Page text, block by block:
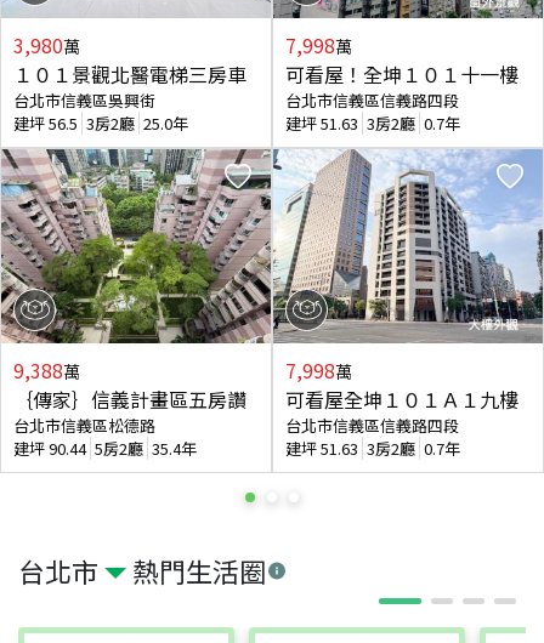
台北市 熱門生活圈
3,980萬
１０１景觀北醫電梯三房車
台北市信義區吳興街
建坪56.5 3房2廳 25.0年
9,388萬
｛傳家｝信義計畫區五房讚
台北市信義區松德路
建坪90.44 5房2廳 35.4年
7,998萬
可看屋！全坤１０１十一樓
台北市信義區信義路四段
建坪51.63 3房2廳 0.7年
7,998萬
可看屋全坤１０１Ａ１九樓
台北市信義區信義路四段
建坪51.63 3房2廳 0.7年